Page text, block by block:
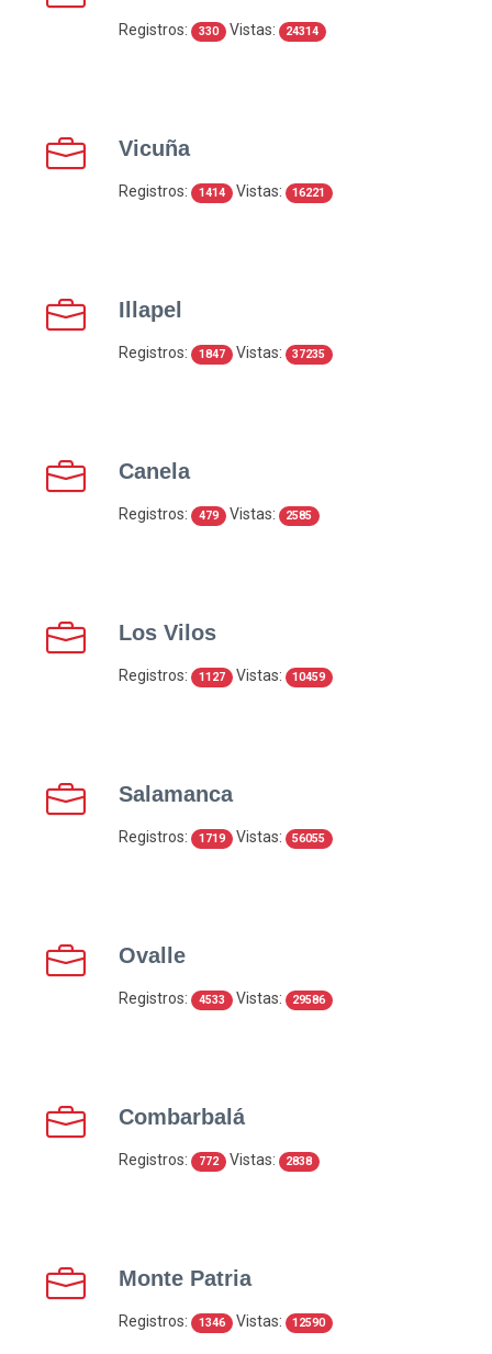
Registros: 330 Vistas: 24314
Vicuña
Registros: 1414 Vistas: 16221
Illapel
Registros: 1847 Vistas: 37235
Canela
Registros: 479 Vistas: 2585
Los Vilos
Registros: 1127 Vistas: 10459
Salamanca
Registros: 1719 Vistas: 56055
Ovalle
Registros: 4533 Vistas: 29586
Combarbalá
Registros: 772 Vistas: 2838
Monte Patria
Registros: 1346 Vistas: 12590